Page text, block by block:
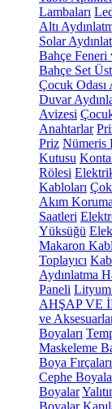
Lambaları
Altı
Solar
Bahçe Feneri
Bahçe Set
Çocuk Odası
Duvar
Avizesi
Anahtarlar
Priz Nümeris
Kutusu
Rölesi
Kabloları
Akım
Saatleri
Yüksüğü
Makaron
Toplayıcı
Aydınlatma
Paneli
AHŞAP VE
ve
Boyaları
Maskeleme
Boya Fırçaları
Cephe
Boyalar
Boyalar